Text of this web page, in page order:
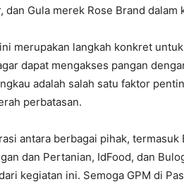
dan Gula merek Rose Brand dalam
merupakan langkah konkret
dapat mengakses pangan
adalah salah satu faktor
perbatasan.
antara berbagai pihak, termasuk
dan Pertanian, IdFood, dan
kegiatan ini. Semoga GPM di